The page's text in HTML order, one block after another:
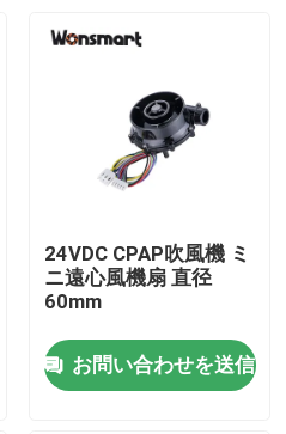
24VDC CPAP吹風機 ミ
ニ遠心風機扇 直径
60mm
お問い合わせを送信